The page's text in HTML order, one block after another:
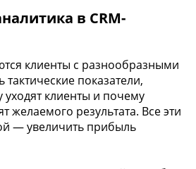
в CRM-
клиенты с разнообразными
показатели,
уходят клиенты и почему
желаемого результата. Все эти
— увеличить прибыль